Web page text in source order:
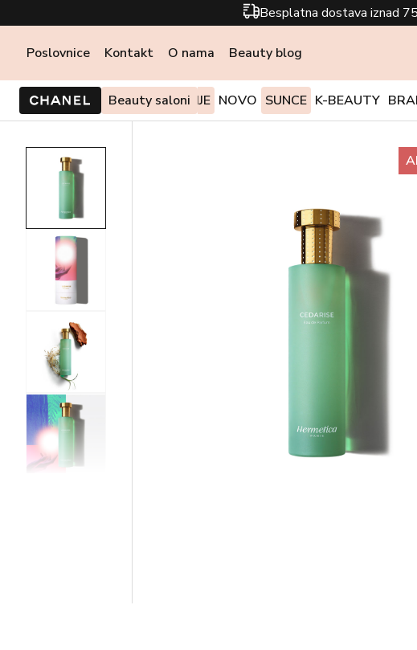
Besplatna dostava iznad
Poslovnice Kontakt O nama Beauty blog
Beauty saloni
PONUDE I AKCIJE NOVO SUNCE K-BEAUTY